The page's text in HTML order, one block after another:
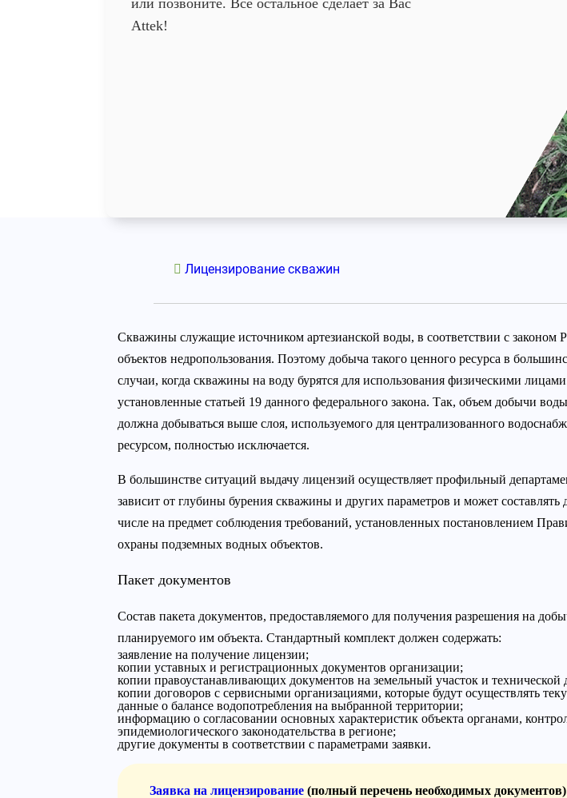
Attek!
Лицензирование скважин
Скважины служащие источником артезианской воды, в соответствии с законом
объектов недропользования. Поэтому добыча такого ценного ресурса в
случаи, когда скважины на воду бурятся для использования физическими
установленные статьей 19 данного федерального закона. Так, объем добычи
должна добываться выше слоя, используемого для централизованного
ресурсом, полностью исключается.
В большинстве ситуаций выдачу лицензий осуществляет профильный
зависит от глубины бурения скважины и других параметров и может составлять
числе на предмет соблюдения требований, установленных постановлением
охраны подземных водных объектов.
Пакет документов
Состав пакета документов, предоставляемого для получения разрешения на
планируемого им объекта. Стандартный комплект должен содержать:
заявление на получение лицензии;
копии уставных и регистрационных документов организации;
копии правоустанавливающих документов на земельный участок и технической
копии договоров с сервисными организациями, которые будут осуществлять
данные о балансе водопотребления на выбранной территории;
информацию о согласовании основных характеристик объекта органами,
эпидемиологического законодательства в регионе;
другие документы в соответствии с параметрами заявки.
Заявка на лицензирование (полный перечень необходимых документов)